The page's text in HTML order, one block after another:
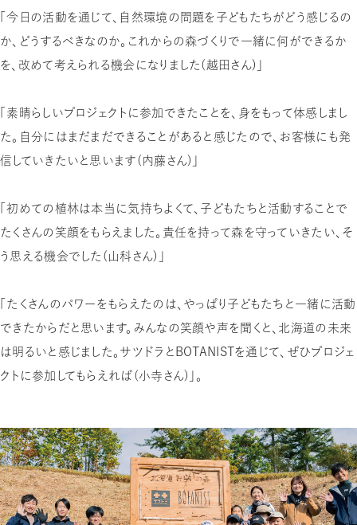
「今日の活動を通じて、自然環境の問題を子どもたちがどう感じるの
か、どうするべきなのか。これからの森づくりで一緒に何ができるか
を、改めて考えられる機会になりました（越田さん）」
「素晴らしいプロジェクトに参加できたことを、身をもって体感しまし
た。自分にはまだまだできることがあると感じたので、お客様にも発
信していきたいと思います（内藤さん）」
「初めての植林は本当に気持ちよくて、子どもたちと活動することで
たくさんの笑顔をもらえました。責任を持って森を守っていきたい、そ
う思える機会でした（山科さん）」
「たくさんのパワーをもらえたのは、やっぱり子どもたちと一緒に活動
できたからだと思います。みんなの笑顔や声を聞くと、北海道の未来
は明るいと感じました。サツドラとBOTANISTを通じて、ぜひプロジェ
クトに参加してもらえれば（小寺さん）」。